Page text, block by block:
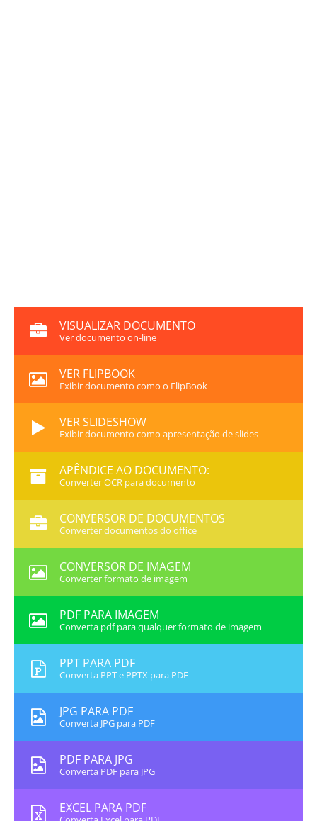
VISUALIZAR DOCUMENTO
Ver documento on-line
VER FLIPBOOK
Exibir documento como o FlipBook
VER SLIDESHOW
Exibir documento como apresentação de slides
APÊNDICE AO DOCUMENTO:
Converter OCR para documento
CONVERSOR DE DOCUMENTOS
Converter documentos do office
CONVERSOR DE IMAGEM
Converter formato de imagem
PDF PARA IMAGEM
Converta pdf para qualquer formato de imagem
PPT PARA PDF
Converta PPT e PPTX para PDF
JPG PARA PDF
Converta JPG para PDF
PDF PARA JPG
Converta PDF para JPG
EXCEL PARA PDF